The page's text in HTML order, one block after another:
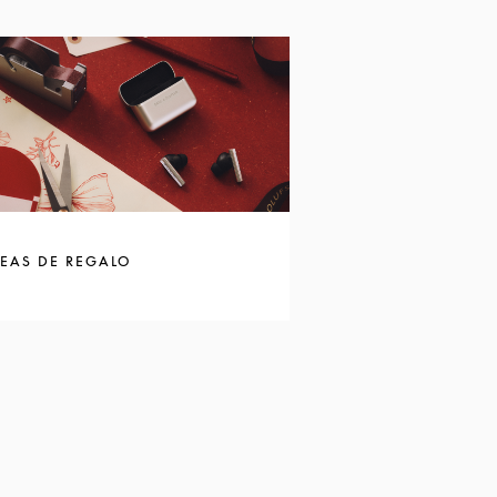
DE REGALO